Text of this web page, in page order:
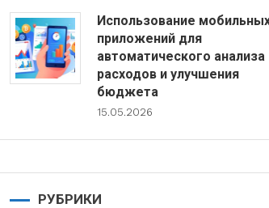
Использование
приложений для
автоматического анализа
расходов и улучшения
бюджета
15.05.2026
РУБРИКИ